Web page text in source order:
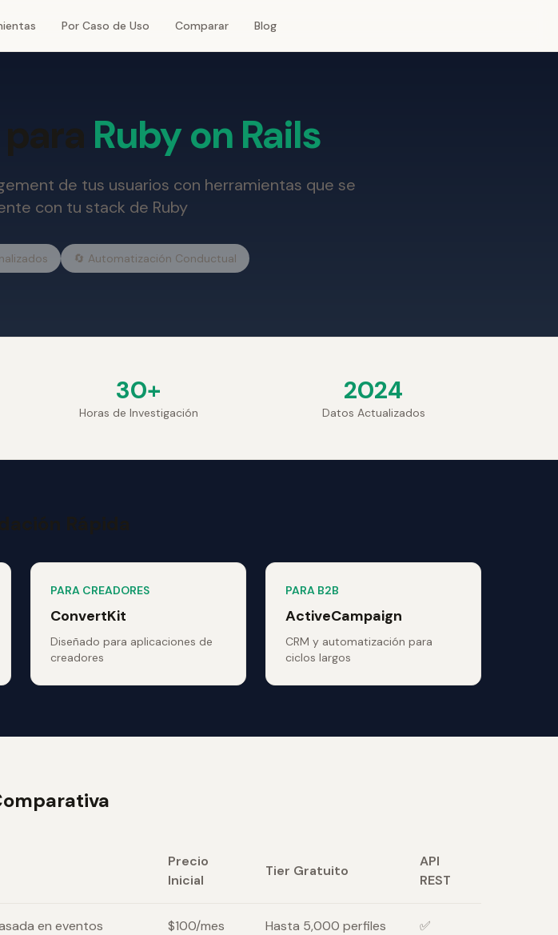
Por Caso de Uso Comparar Blog
Ruby on Rails
de tus usuarios con herramientas que se
con tu stack de Ruby
🔄 Automatización Conductual
30+
Horas de Investigación
2024
Datos Actualizados
PARA CREADORES
ConvertKit
Diseñado para aplicaciones de
creadores
PARA B2B
ActiveCampaign
CRM y automatización para
ciclos largos
Precio
Inicial
Tier Gratuito
API
REST
en eventos $100/mes Hasta 5,000 perfiles ✅